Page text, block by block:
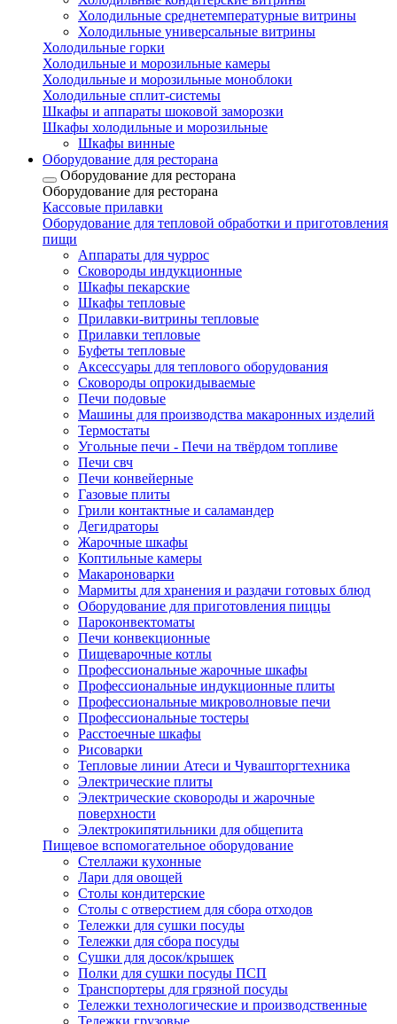
Холодильные среднетемпературные витрины
Холодильные универсальные витрины
Холодильные горки
Холодильные и морозильные камеры
Холодильные и морозильные моноблоки
Холодильные сплит-системы
Шкафы и аппараты шоковой заморозки
Шкафы холодильные и морозильные
Шкафы винные
Оборудование для ресторана
Оборудование для ресторана
Оборудование для ресторана
Кассовые прилавки
Оборудование для тепловой обработки и приготовления
пищи
Аппараты для чуррос
Сковороды индукционные
Шкафы пекарские
Шкафы тепловые
Прилавки-витрины тепловые
Прилавки тепловые
Буфеты тепловые
Аксессуары для теплового оборудования
Сковороды опрокидываемые
Печи подовые
Машины для производства макаронных изделий
Термостаты
Угольные печи - Печи на твёрдом топливе
Печи свч
Печи конвейерные
Газовые плиты
Грили контактные и саламандер
Дегидраторы
Жарочные шкафы
Коптильные камеры
Макароноварки
Мармиты для хранения и раздачи готовых блюд
Оборудование для приготовления пиццы
Пароконвектоматы
Печи конвекционные
Пищеварочные котлы
Профессиональные жарочные шкафы
Профессиональные индукционные плиты
Профессиональные микроволновые печи
Профессиональные тостеры
Расстоечные шкафы
Рисоварки
Тепловые линии Атеси и Чувашторгтехника
Электрические плиты
Электрические сковороды и жарочные
поверхности
Электрокипятильники для общепита
Пищевое вспомогательное оборудование
Стеллажи кухонные
Лари для овощей
Столы кондитерские
Столы с отверстием для сбора отходов
Тележки для сушки посуды
Тележки для сбора посуды
Сушки для досок/крышек
Полки для сушки посуды ПСП
Транспортеры для грязной посуды
Тележки технологические и производственные
Тележки грузовые